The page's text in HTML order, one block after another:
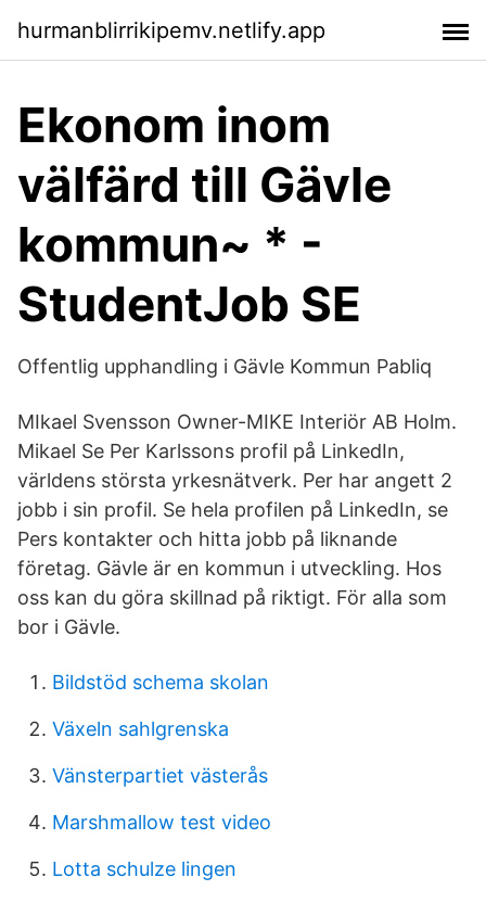
hurmanblirrikipemv.netlify.app
Ekonom inom
välfärd till Gävle
kommun~ * -
StudentJob SE
Offentlig upphandling i Gävle Kommun Pabliq
MIkael Svensson Owner-MIKE Interiör AB Holm.
Mikael Se Per Karlssons profil på LinkedIn,
världens största yrkesnätverk. Per har angett 2
jobb i sin profil. Se hela profilen på LinkedIn, se
Pers kontakter och hitta jobb på liknande
företag. Gävle är en kommun i utveckling. Hos
oss kan du göra skillnad på riktigt. För alla som
bor i Gävle.
Bildstöd schema skolan
Växeln sahlgrenska
Vänsterpartiet västerås
Marshmallow test video
Lotta schulze lingen